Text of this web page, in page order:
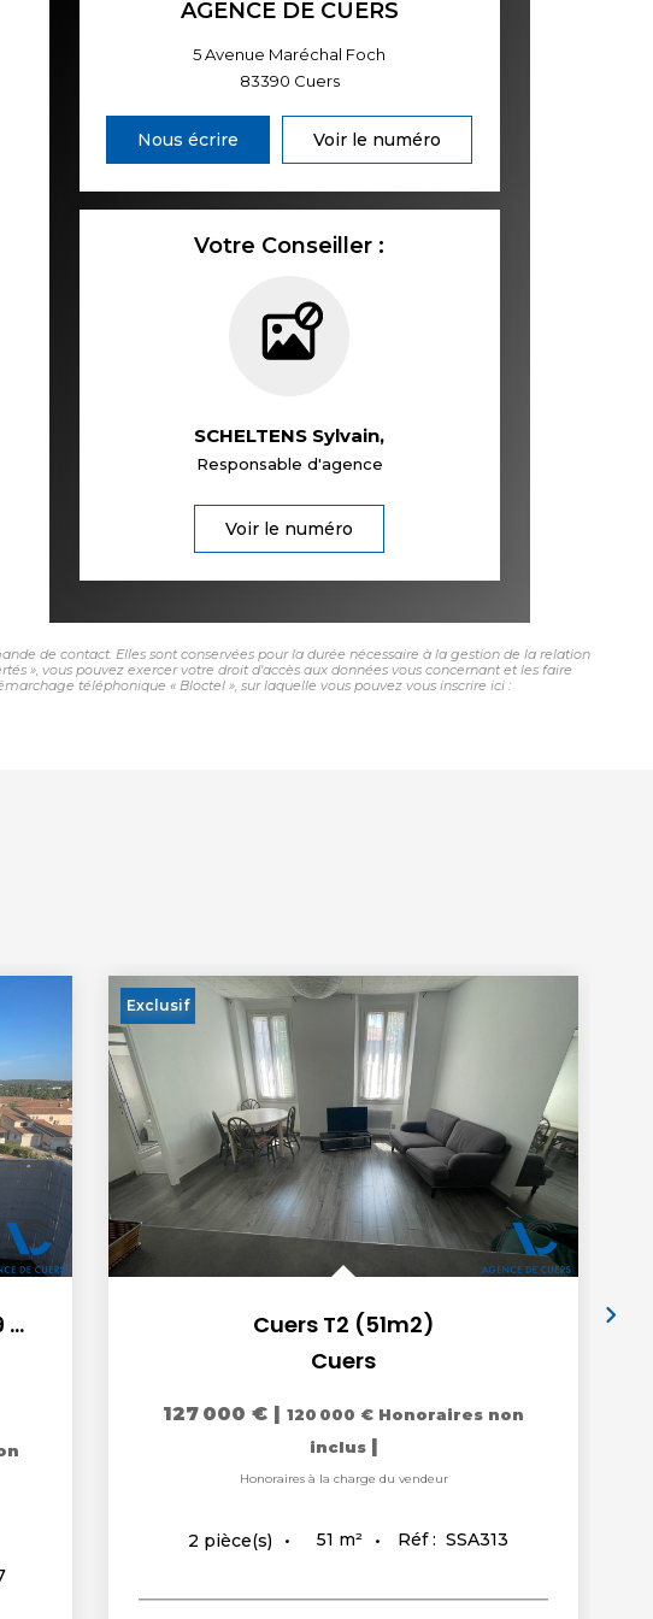
AGENCE DE CUERS
5 Avenue Maréchal Foch
83390 Cuers
Nous écrire Voir le numéro
Votre Conseiller :
SCHELTENS Sylvain,
Responsable d'agence
Voir le numéro
de contact. Elles sont conservées pour la durée nécessaire à la gestion de la relation
», vous pouvez exercer votre droit d'accès aux données vous concernant et les faire
téléphonique « Bloctel », sur laquelle vous pouvez vous inscrire ici :
Appartement Cuers 3 pièce(s) 59 m2
Exclusif
Cuers T2 (51m2)
Cuers
127 000 € | 120 000 € Honoraires non
inclus |
Honoraires à la charge du vendeur
2 pièce(s) 51 m² Réf : SSA313